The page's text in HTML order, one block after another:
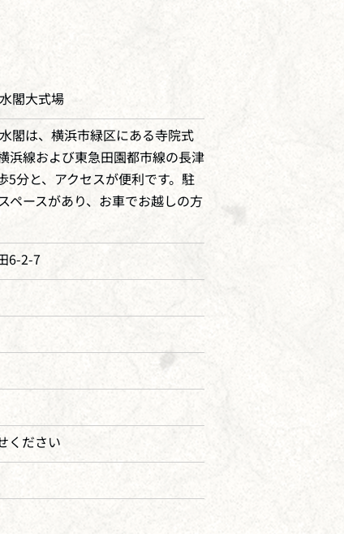
閣大式場
閣は、横浜市緑区にある寺院式
浜線および東急田園都市線の長津
5分と、アクセスが便利です。​駐
ペースがあり、お車でお越しの方
6-2-7
ください